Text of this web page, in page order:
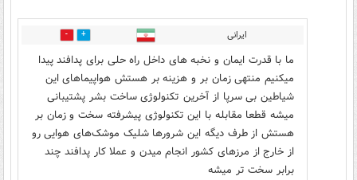
ایرانی 0
ما با قدرت ایمان و نخبه های داخل راه حلی برای پدافند پیدا
میکنیم منتهی زمان بر و هزینه بر هستش هواپیماهای این
شیاطین بی سرپا از آخرین تکنولوژی ساخت بشر پشتیبانی
میشه قطعا مقابله با این تکنولوژی پیشرفته سخت و زمان بر
هستش از طرف دیگه این شرورها شلیک موشک‌های هوایی رو
از خارج از مرزهای کشور انجام میدن و عملا کار پدافند چند
برابر سخت تر میشه